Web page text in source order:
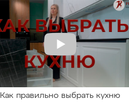
Как правильно выбрать кухню